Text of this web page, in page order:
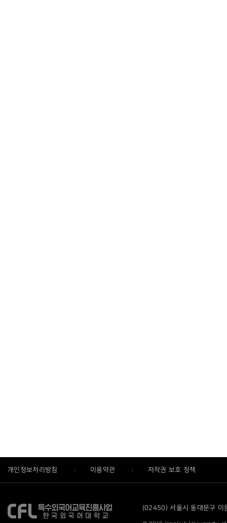
개인정보처리방침 이용약관 저작권 보호 정책
(02450) 서울시 동대문구